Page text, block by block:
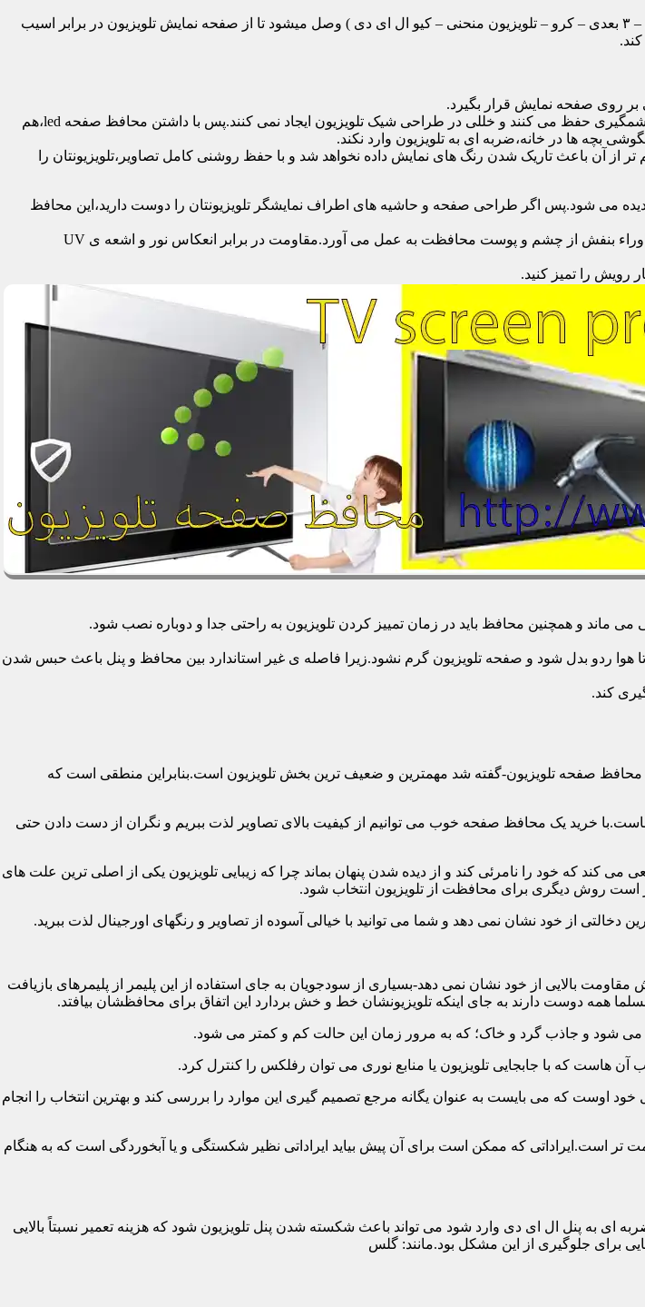
محافظ صفحه تلویزیون یک محافظ شفاف است که روی یک تلویزیون تخت (ال سی دی – ال ای دی – ۳ بعدی – کرو – تلویزیون منحنی – کیو ال ای دی ) وصل میشود تا از صفحه نمایش تلویزیون در برابر اسیب
بر روی صفحه نمایش قرار بگیرد.
محافظ ها با شفافیت بالایی که دارند،علاوه بر افزایش امنیت تلویزیون،کیفیت تصویر را نیز به نحو چشمگیری حفظ می کنند و خللی در طراحی شیک تلویزیون ایجاد نمی کنند.پس با داشتن محافظ صفحه led،هم
بچه ها در خانه،ضربه ای به تلویزیون وارد نکند.
باعث تاریک شدن رنگ های نمایش داده نخواهد شد و با حفظ روشنی کامل تصاویر،تلویزیونتان را
می شود.پس اگر طراحی صفحه و حاشیه های اطراف نمایشگر تلویزیونتان را دوست دارید،این محافظ
جدا از محافظت از نمایشگر توسط این محصول،همچنین به عنوان فیلتر در برابر 96٪ تا 99٪ اشعه ماوراء بنفش از چشم و پوست محافظت به عمل می آورد.مقاومت در برابر انعکاس نور و اشعه ی UV
رویش را تمیز کنید.
و همچنین محافظ باید در زمان تمییز کردن تلویزیون به راحتی جدا و دوباره نصب شود.
هوا ردو بدل شود و صفحه تلویزیون گرم نشود.زیرا فاصله ی غیر استاندارد بین محافظ و پنل باعث حبس شدن
محافظ صفحه تلویزیون-گفته شد مهمترین و ضعیف ترین بخش تلویزیون است.بنابراین منطقی است که
خرید یک محافظ صفحه خوب می توانیم از کیفیت بالای تصاویر لذت ببریم و نگران از دست دادن حتی
که خود را نامرئی کند و از دیده شدن پنهان بماند چرا که زیبایی تلویزیون یکی از اصلی ترین علت های
است روش دیگری برای محافظت از تلویزیون انتخاب شود.
بالایی از خود نشان نمی دهد-بسیاری از سودجویان به جای استفاده از این پلیمر از پلیمرهای بازیافت
دوست دارند به جای اینکه تلویزیونشان خط و خش بردارد این اتفاق برای محافظشان بیافتد.
اوست که می بایست به عنوان یگانه مرجع تصمیم گیری این موارد را بررسی کند و بهترین انتخاب را انجام
است.ایراداتی که ممکن است برای آن پیش بیاید ایراداتی نظیر شکستگی و یا آبخوردگی است که به هنگام
ای به پنل ال ای دی وارد شود می تواند باعث شکسته شدن پنل تلویزیون شود که هزینه تعمیر نسبتاً بالایی
برای جلوگیری از این مشکل بود.مانند: گلس